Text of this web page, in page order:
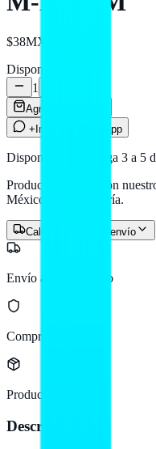
$38MXN
Disponible
1
Agregar al carrito
+Info por WhatsApp
Disponible — entrega 3 a 5
Producto en stock con
México por paquetería.
Calcular costo de envío
Envío a todo México
Compra protegida
Producto original
Descripción